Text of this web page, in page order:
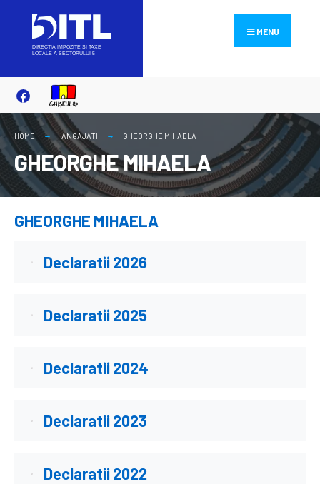
content
MENU
HOME ANGAJATI GHEORGHE MIHAELA
GHEORGHE MIHAELA
GHEORGHE MIHAELA
Declaratii 2026
Declaratii 2025
Declaratii 2024
Declaratii 2023
Declaratii 2022
for: